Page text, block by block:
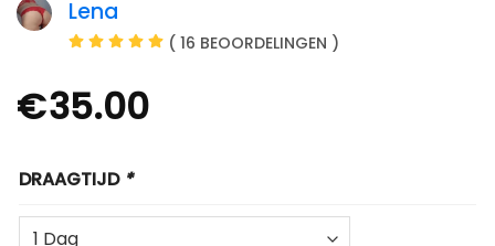
Lena
( 16 BEOORDELINGEN )
€35.00
DRAAGTIJD *